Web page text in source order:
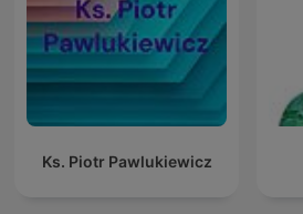
Ks. Piotr Pawlukiewicz